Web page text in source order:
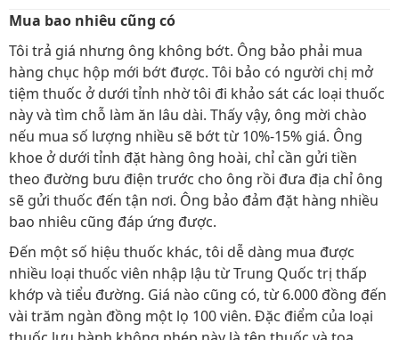
Mua bao nhiêu cũng có
Tôi trả giá nhưng ông không bớt. Ông bảo phải mua
hàng chục hộp mới bớt được. Tôi bảo có người chị mở
tiệm thuốc ở dưới tỉnh nhờ tôi đi khảo sát các loại thuốc
này và tìm chỗ làm ăn lâu dài. Thấy vậy, ông mời chào
nếu mua số lượng nhiều sẽ bớt từ 10%-15% giá. Ông
khoe ở dưới tỉnh đặt hàng ông hoài, chỉ cần gửi tiền
theo đường bưu điện trước cho ông rồi đưa địa chỉ ông
sẽ gửi thuốc đến tận nơi. Ông bảo đảm đặt hàng nhiều
bao nhiêu cũng đáp ứng được.
Đến một số hiệu thuốc khác, tôi dễ dàng mua được
nhiều loại thuốc viên nhập lậu từ Trung Quốc trị thấp
khớp và tiểu đường. Giá nào cũng có, từ 6.000 đồng đến
vài trăm ngàn đồng một lọ 100 viên. Đặc điểm của loại